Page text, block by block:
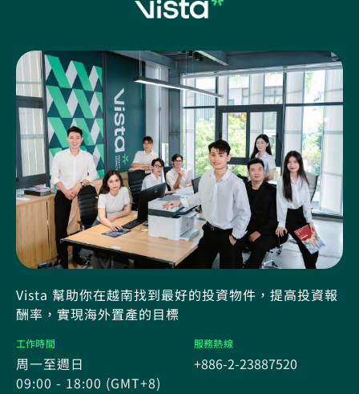
Vista 幫助你在越南找到最好的投資物件，提高投資報
酬率，實現海外置產的目標
工作時間
周一至週日
09:00 - 18:00 (GMT+8)
服務熱線
+886-2-23887520